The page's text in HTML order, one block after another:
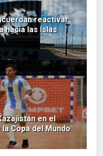
reactivar
hacia las Islas
en el
Copa del Mundo